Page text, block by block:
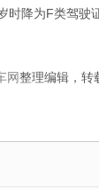
时降为F类驾驶
网整理编辑，转